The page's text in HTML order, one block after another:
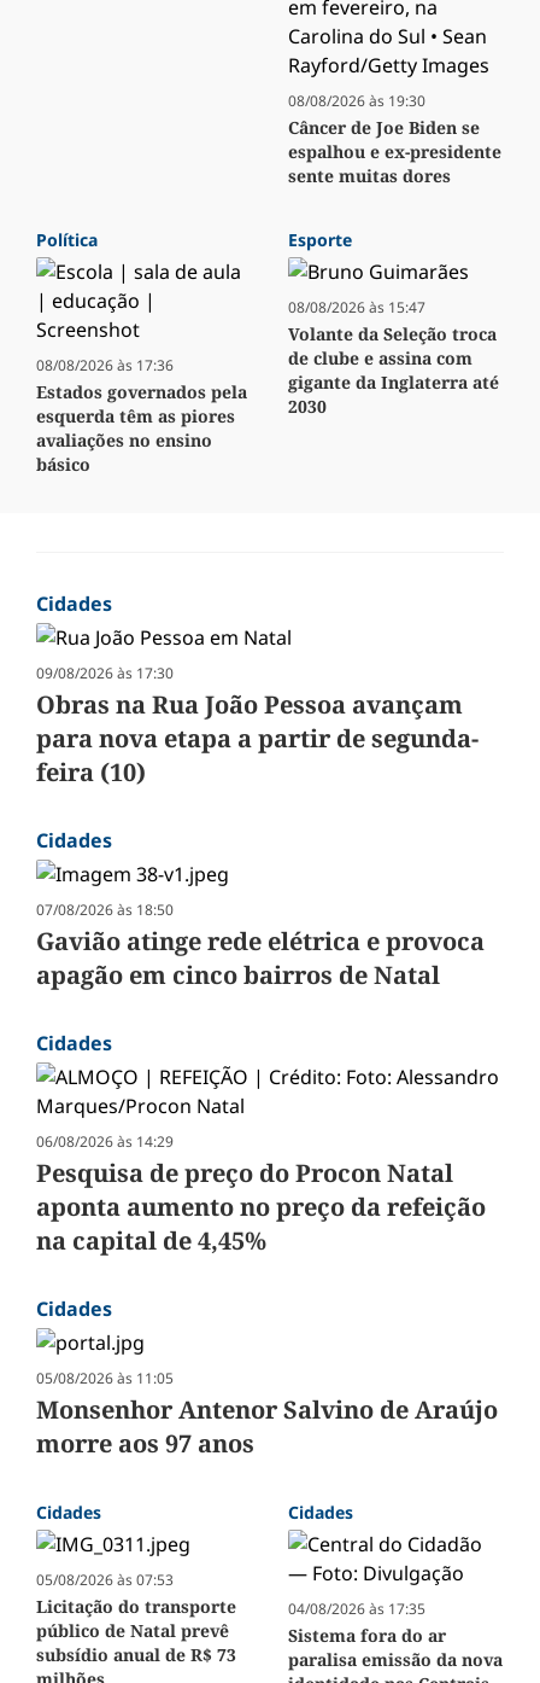
08/08/2026 às 19:30
Câncer de Joe Biden se
espalhou e ex-presidente
sente muitas dores
Política
08/08/2026 às 17:36
Estados governados pela
esquerda têm as piores
avaliações no ensino
básico
Esporte
08/08/2026 às 15:47
Volante da Seleção troca
de clube e assina com
gigante da Inglaterra até
2030
Cidades
09/08/2026 às 17:30
Obras na Rua João Pessoa avançam
para nova etapa a partir de segunda-
feira (10)
Cidades
07/08/2026 às 18:50
Gavião atinge rede elétrica e provoca
apagão em cinco bairros de Natal
Cidades
06/08/2026 às 14:29
Pesquisa de preço do Procon Natal
aponta aumento no preço da refeição
na capital de 4,45%
Cidades
05/08/2026 às 11:05
Monsenhor Antenor Salvino de Araújo
morre aos 97 anos
Cidades
05/08/2026 às 07:53
Licitação do transporte
público de Natal prevê
subsídio anual de R$ 73
Cidades
04/08/2026 às 17:35
Sistema fora do ar
paralisa emissão da nova